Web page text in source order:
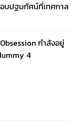
บปฐมทัศน์ที่เทศกาล
กำลังอยู่
4